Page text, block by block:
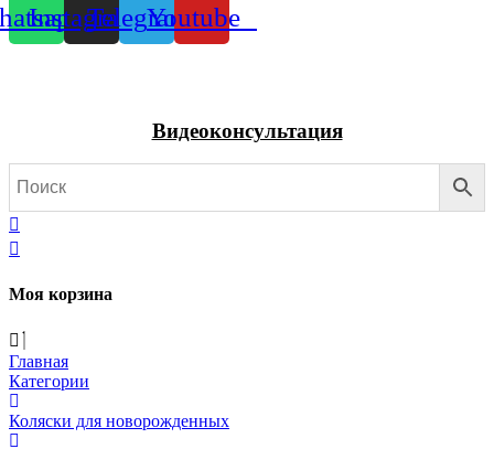
InstagramTelegramYoutube
Видеоконсультация
Моя корзина
Главная
Категории
Коляски для новорожденных